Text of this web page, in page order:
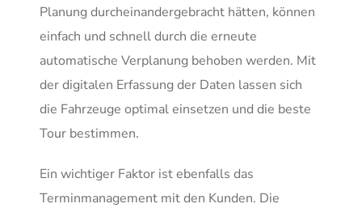
Planung durcheinandergebracht hätten, können
einfach und schnell durch die erneute
automatische Verplanung behoben werden. Mit
der digitalen Erfassung der Daten lassen sich
die Fahrzeuge optimal einsetzen und die beste
Tour bestimmen.
Ein wichtiger Faktor ist ebenfalls das
Terminmanagement mit den Kunden. Die